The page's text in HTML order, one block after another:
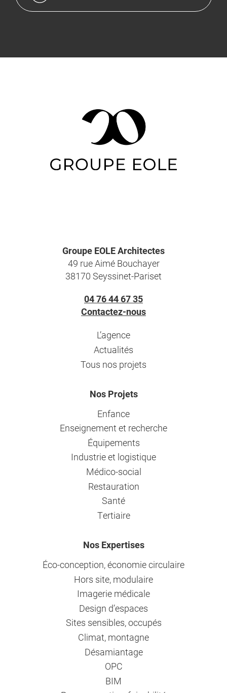
Groupe EOLE Architectes
49 rue Aimé Bouchayer
38170 Seyssinet-Pariset
04 76 44 67 35
Contactez-nous
L’agence
Actualités
Tous nos projets
Nos Projets
Enfance
Enseignement et recherche
Équipements
Industrie et logistique
Médico-social
Restauration
Santé
Tertiaire
Nos Expertises
Éco-conception, économie circulaire
Hors site, modulaire
Imagerie médicale
Design d’espaces
Sites sensibles, occupés
Climat, montagne
Désamiantage
OPC
BIM